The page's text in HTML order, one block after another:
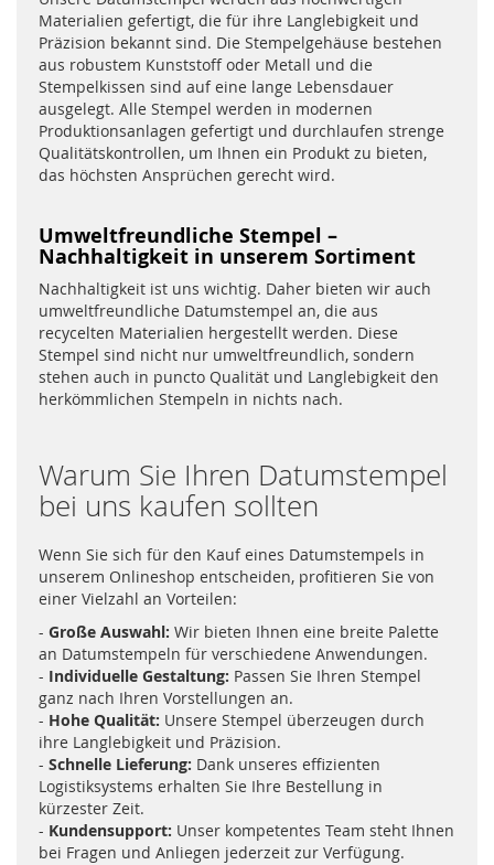
Materialien gefertigt, die für ihre Langlebigkeit und
Präzision bekannt sind. Die Stempelgehäuse bestehen
aus robustem Kunststoff oder Metall und die
Stempelkissen sind auf eine lange Lebensdauer
ausgelegt. Alle Stempel werden in modernen
Produktionsanlagen gefertigt und durchlaufen strenge
Qualitätskontrollen, um Ihnen ein Produkt zu bieten,
das höchsten Ansprüchen gerecht wird.
Umweltfreundliche Stempel –
Nachhaltigkeit in unserem Sortiment
Nachhaltigkeit ist uns wichtig. Daher bieten wir auch
umweltfreundliche Datumstempel an, die aus
recycelten Materialien hergestellt werden. Diese
Stempel sind nicht nur umweltfreundlich, sondern
stehen auch in puncto Qualität und Langlebigkeit den
herkömmlichen Stempeln in nichts nach.
Warum Sie Ihren Datumstempel
bei uns kaufen sollten
Wenn Sie sich für den Kauf eines Datumstempels in
unserem Onlineshop entscheiden, profitieren Sie von
einer Vielzahl an Vorteilen:
- Große Auswahl: Wir bieten Ihnen eine breite Palette
an Datumstempeln für verschiedene Anwendungen.
- Individuelle Gestaltung: Passen Sie Ihren Stempel
ganz nach Ihren Vorstellungen an.
- Hohe Qualität: Unsere Stempel überzeugen durch
ihre Langlebigkeit und Präzision.
- Schnelle Lieferung: Dank unseres effizienten
Logistiksystems erhalten Sie Ihre Bestellung in
kürzester Zeit.
- Kundensupport: Unser kompetentes Team steht Ihnen
bei Fragen und Anliegen jederzeit zur Verfügung.